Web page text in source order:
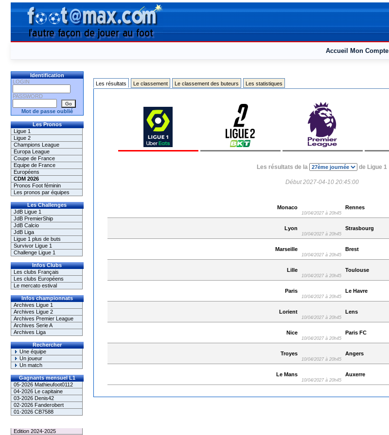
Accueil Mon Compte
Identification
LOGIN
PASSWORD
Mot de passe oublié
Les Pronos
Ligue 1
Ligue 2
Champions League
Europa League
Coupe de France
Equipe de France
Européens
CDM 2026
Pronos Foot féminin
Les pronos par équipes
Les Challenges
JdB Ligue 1
JdB PremierShip
JdB Calcio
JdB Liga
Ligue 1 plus de buts
Survivor Ligue 1
Challenge Ligue 1
Infos Clubs
Les clubs Français
Les clubs Européens
Le mercato estival
Infos championnats
Archives Ligue 1
Archives Ligue 2
Archives Premier League
Archives Serie A
Archives Liga
Rechercher
Une équipe
Un joueur
Un match
Gagnants mensuel L1
05-2026 Mathieufoot0112
04-2026 Le capitaine
03-2026 Denis42
02-2026 Fanderobert
01-2026 CB7588
Edition 2024-2025
Les résultats Le classement Le classement des buteurs Les statistiques
Les résultats de la de Ligue 1
Début 2027-04-10 20:45:00
Monaco
10/04/2027 à 20h45
Rennes
Lyon
10/04/2027 à 20h45
Strasbourg
Marseille
10/04/2027 à 20h45
Brest
Lille
10/04/2027 à 20h45
Toulouse
Paris
10/04/2027 à 20h45
Le Havre
Lorient
10/04/2027 à 20h45
Lens
Nice
10/04/2027 à 20h45
Paris FC
Troyes
10/04/2027 à 20h45
Angers
Le Mans
10/04/2027 à 20h45
Auxerre